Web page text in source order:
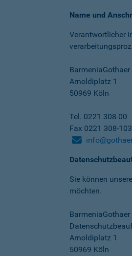
Name und
Verantwortlicher
BarmeniaGothaer
Arnoldiplatz 1
50969 Köln
Tel. 0221 308-00
Fax 0221 308-103
Sie können
möchten.
BarmeniaGothaer
Arnoldiplatz 1
50969 Köln